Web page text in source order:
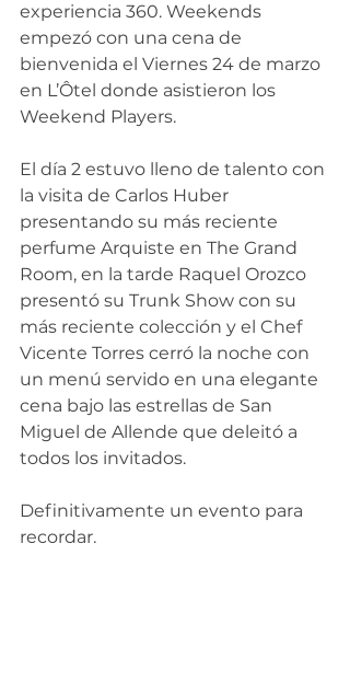
experiencia 360. Weekends
empezó con una cena de
bienvenida el Viernes 24 de marzo
en L’Ôtel donde asistieron los
Weekend Players.
El día 2 estuvo lleno de talento con
la visita de Carlos Huber
presentando su más reciente
perfume Arquiste en The Grand
Room, en la tarde Raquel Orozco
presentó su Trunk Show con su
más reciente colección y el Chef
Vicente Torres cerró la noche con
un menú servido en una elegante
cena bajo las estrellas de San
Miguel de Allende que deleitó a
todos los invitados.
Definitivamente un evento para
recordar.